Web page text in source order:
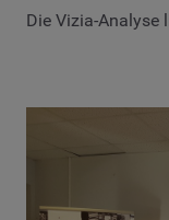
Die Vizia-Analyse